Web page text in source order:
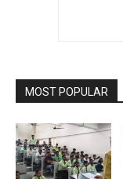
MOST POPULAR